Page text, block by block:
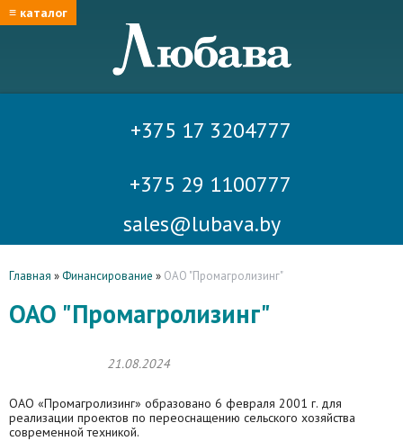
≡ каталог
+375 17 3204777
+375 29 1100777
sales@lubava.by
Главная »Финансирование » ОАО "Промагролизинг"
ОАО "Промагролизинг"
21.08.2024
ОАО «Промагролизинг» образовано 6 февраля 2001 г. для
реализации проектов по переоснащению сельского хозяйства
современной техникой.